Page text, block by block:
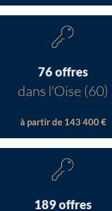
76 offres
dans l'Oise (60)
à partir de 143 400 €
189 offres